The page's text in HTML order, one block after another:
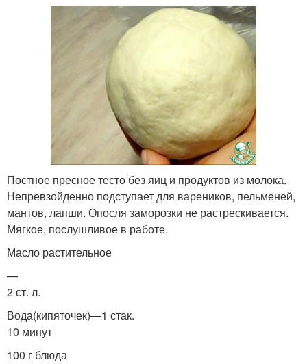
Постное пресное тесто без яиц и продуктов из молока.
Непревзойденно подступает для вареников, пельменей,
мантов, лапши. Опосля заморозки не растрескивается.
Мягкое, послушливое в работе.
Масло растительное
—
2 ст. л.
Вода(кипяточек)—1 стак.
10 минут
100 г блюда